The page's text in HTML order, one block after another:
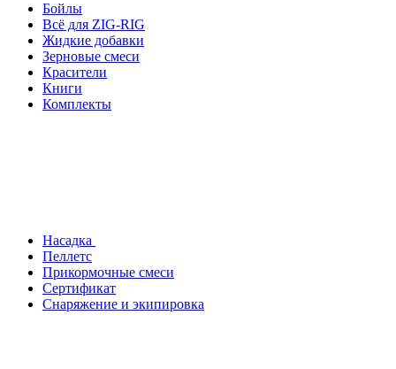
Бойлы
Всё для ZIG-RIG
Жидкие добавки
Зерновые смеси
Красители
Книги
Комплекты
Насадка
Пеллетс
Прикормочные смеси
Сертификат
Снаряжение и экипировка